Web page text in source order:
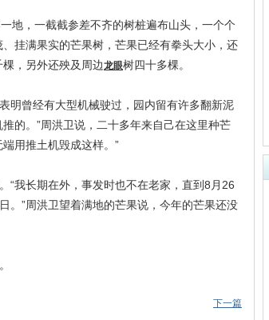
，一截截参差不齐的树桩遍布山头，一个个
挂满果实的芒果树，芒果已经有拳头大小，还
，另外还殃及周边龙眼树四十多棵。
曾经有大型机械驶过，园内留有许多翻新泥
的。”周洪卫说，二十多年来自己在这里种芒
用推土机毁成这样。”
我长期在外，事发时也不在老家，直到8月26
。”周洪卫望着满地的芒果说，今年的芒果还没
下一篇